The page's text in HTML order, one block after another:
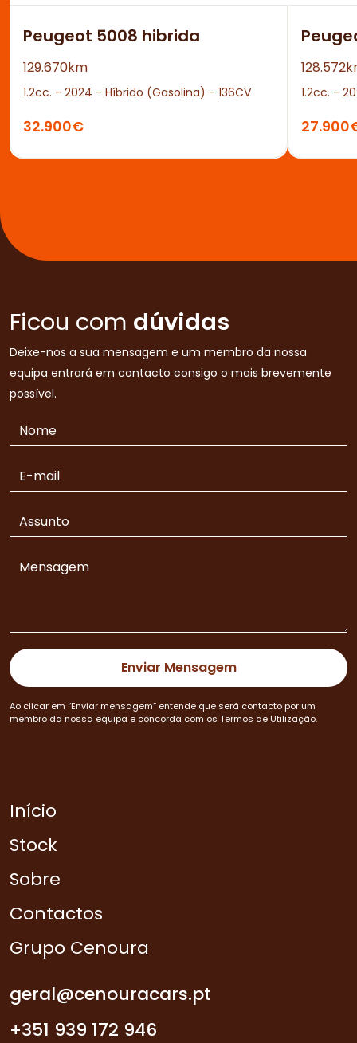
Peugeot 5008 hibrida
129.670km
1.2cc. - 2024 - Híbrido (Gasolina) - 136CV
32.900€
1.2cc. -
Ficou com dúvidas
Deixe-nos a sua mensagem e um membro da nossa
equipa entrará em contacto consigo o mais brevemente
possível.
Ao clicar em “Enviar mensagem” entende que será contacto por um
membro da nossa equipa e concorda com os Termos de Utilização.
Início
Stock
Sobre
Contactos
Grupo Cenoura
geral@cenouracars.pt
+351 939 172 946